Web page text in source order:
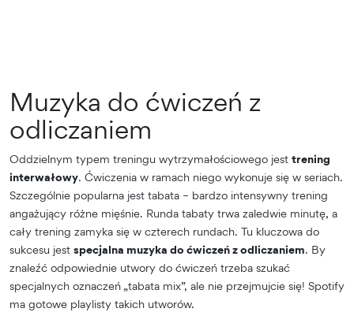
Muzyka do ćwiczeń z
odliczaniem
Oddzielnym typem treningu wytrzymałościowego jest trening
interwałowy. Ćwiczenia w ramach niego wykonuje się w seriach.
Szczególnie popularna jest tabata – bardzo intensywny trening
angażujący różne mięśnie. Runda tabaty trwa zaledwie minutę, a
cały trening zamyka się w czterech rundach. Tu kluczowa do
sukcesu jest specjalna muzyka do ćwiczeń z odliczaniem. By
znaleźć odpowiednie utwory do ćwiczeń trzeba szukać
specjalnych oznaczeń „tabata mix”, ale nie przejmujcie się! Spotify
ma gotowe playlisty takich utworów.